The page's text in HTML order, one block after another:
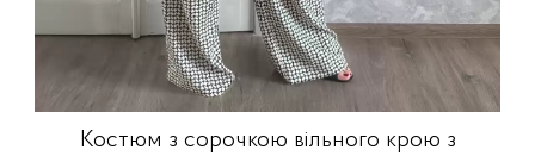
Костюм з сорочкою вільного крою з